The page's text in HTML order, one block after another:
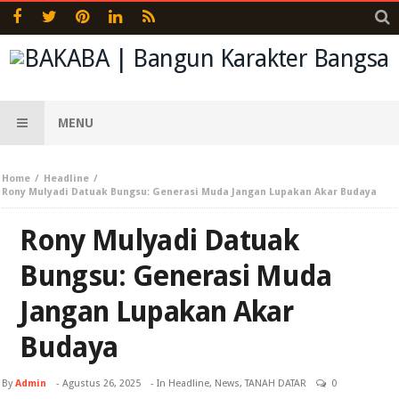
MENU
Home
Headline
Rony Mulyadi Datuak Bungsu: Generasi Muda Jangan Lupakan Akar Budaya
Rony Mulyadi Datuak
Bungsu: Generasi Muda
Jangan Lupakan Akar
Budaya
ByAdmin -Agustus 26, 2025 - In Headline, News,TANAH DATAR 0